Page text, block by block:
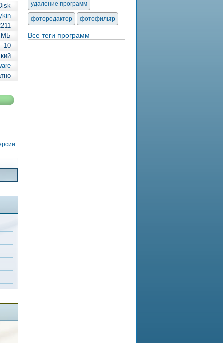
МБ
10
удаление программ
фоторедактор фотофильтр
Все теги программ